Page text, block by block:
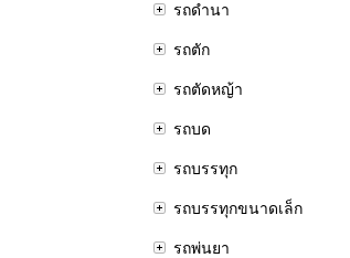
รถดำนา
รถตัก
รถตัดหญ้า
รถบด
รถบรรทุก
รถบรรทุกขนาดเล็ก
รถพ่นยา